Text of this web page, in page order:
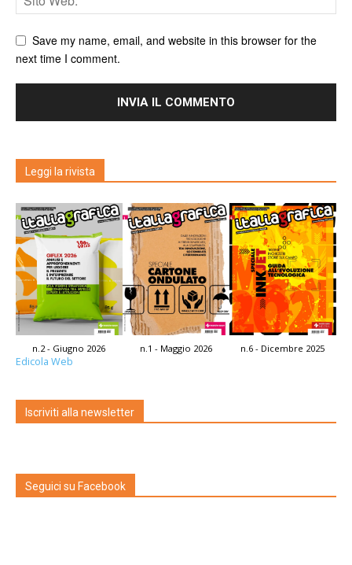
Save my name, email, and website in this browser for the
next time I comment.
Leggi la rivista
n.2 - Giugno 2026 n.1 - Maggio 2026 n.6 - Dicembre 2025
Edicola Web
Iscriviti alla newsletter
Seguici su Facebook